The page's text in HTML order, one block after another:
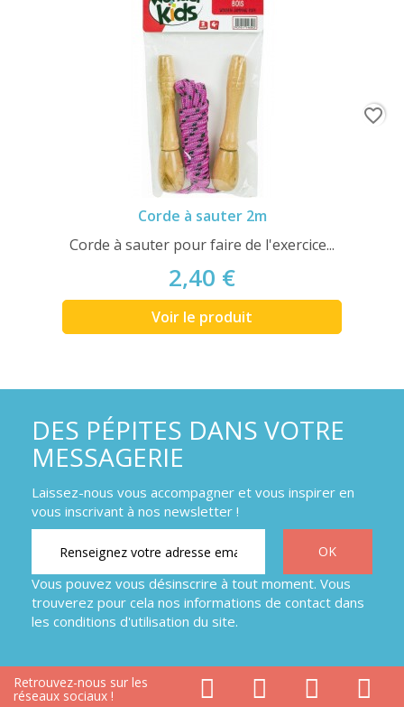
Corde à sauter 2m
Corde à sauter pour faire de l'exercice...
2,40 €
Voir le produit
favorite_border
DES PÉPITES DANS VOTRE
MESSAGERIE
Laissez-nous vous accompagner et vous inspirer en
vous inscrivant à nos newsletter !
Vous pouvez vous désinscrire à tout moment. Vous
trouverez pour cela nos informations de contact dans
les conditions d'utilisation du site.
Retrouvez-nous sur les
réseaux sociaux !